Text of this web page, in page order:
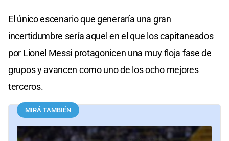
El único escenario que generaría una gran
incertidumbre sería aquel en el que los capitaneados
por Lionel Messi protagonicen una muy floja fase de
grupos y avancen como uno de los ocho mejores
terceros.
MIRÁ TAMBIÉN